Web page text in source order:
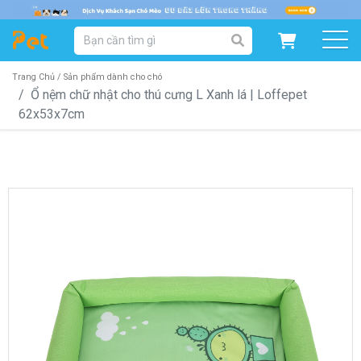
DANH MỤC SẢN PHẨM
SẢN PHẨM DÀNH CHO MÈO
SẨN PHẨM THEO THƯƠNG HIỆU
Trang Chủ / Sản phẩm dành cho chó
Ổ nệm chữ nhật cho thú cưng L Xanh lá | Loffepet
62x53x7cm